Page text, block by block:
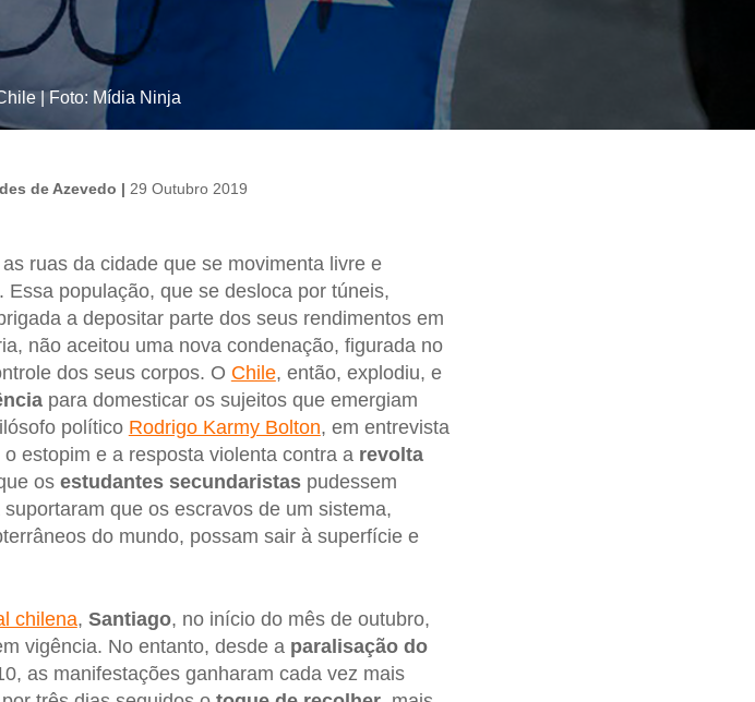
| Foto: Mídia Ninja
de Azevedo | 29 Outubro 2019
ruas da cidade que se movimenta livre e
população, que se desloca por túneis,
a depositar parte dos seus rendimentos em
não aceitou uma nova condenação, figurada no
dos seus corpos. O Chile, então, explodiu, e
para domesticar os sujeitos que emergiam
político Rodrigo Karmy Bolton, em entrevista
estopim e a resposta violenta contra a revolta
os estudantes secundaristaspudessem
que os escravos de um sistema,
do mundo, possam sair à superfície e
chilena, Santiago, no início do mês de outubro,
vigência. No entanto, desde aparalisação do
as manifestações ganharam cada vez mais